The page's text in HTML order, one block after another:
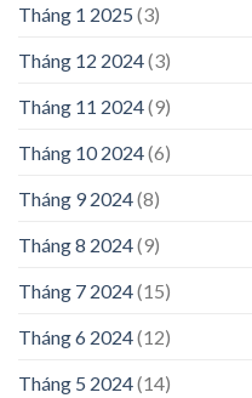
Tháng 1 2025 (3)
Tháng 12 2024(3)
Tháng 11 2024(9)
Tháng 10 2024(6)
Tháng 9 2024(8)
Tháng 8 2024(9)
Tháng 7 2024(15)
Tháng 6 2024(12)
Tháng 5 2024(14)